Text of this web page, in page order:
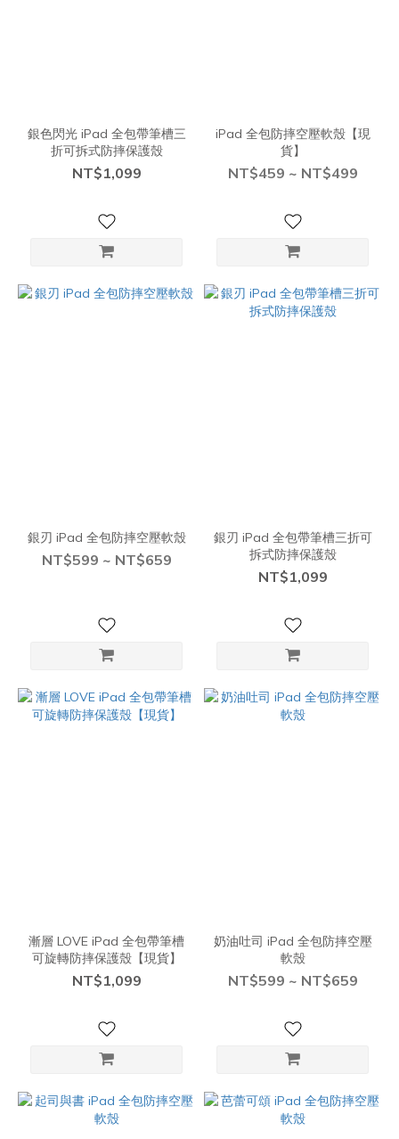
銀色閃光 iPad 全包帶筆槽三
折可拆式防摔保護殼
NT$1,099
iPad 全包防摔空壓軟殼【現
貨】
NT$459 ~ NT$499
銀刃 iPad 全包防摔空壓軟殼
NT$599 ~ NT$659
銀刃 iPad 全包帶筆槽三折可
拆式防摔保護殼
NT$1,099
漸層 LOVE iPad 全包帶筆槽
可旋轉防摔保護殼【現貨】
NT$1,099
奶油吐司 iPad 全包防摔空壓
軟殼
NT$599 ~ NT$659